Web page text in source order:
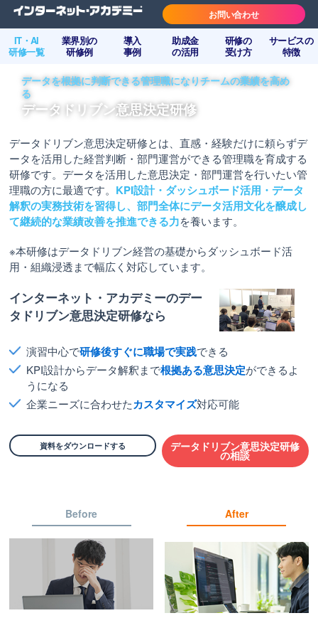
IT・AI
研修一覧
業界別の
研修例
導入
事例
助成金
の活用
研修の
受け方
サービスの
特徴
お問い合わせ
データを根拠に判断できる管理職になりチームの業績を高め
る
データドリブン意思決定研修
データドリブン意思決定研修とは、直感・経験だけに頼らずデ
ータを活用した経営判断・部門運営ができる管理職を育成する
研修です。データを活用した意思決定・部門運営を行いたい管
理職の方に最適です。 KPI設計・ダッシュボード活用・データ
解釈の実務技術を習得し、部門全体にデータ活用文化を醸成し
て継続的な業績改善を推進できる力を養います。
※本研修はデータドリブン経営の基礎からダッシュボード活
用・組織浸透まで幅広く対応しています。
インターネット・アカデミーのデー
タドリブン意思決定研修なら
演習中心で研修後すぐに職場で実践できる
KPI設計からデータ解釈まで根拠ある意思決定ができるよ
うになる
企業ニーズに合わせたカスタマイズ対応可能
資料をダウンロードする データドリブン意思決定研修
の相談
Before After